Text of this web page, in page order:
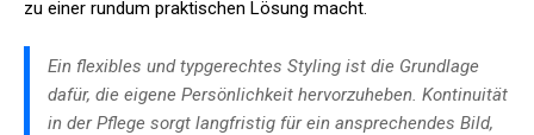
zu einer rundum praktischen Lösung macht.
Ein flexibles und typgerechtes Styling ist die Grundlage
dafür, die eigene Persönlichkeit hervorzuheben. Kontinuität
in der Pflege sorgt langfristig für ein ansprechendes Bild,